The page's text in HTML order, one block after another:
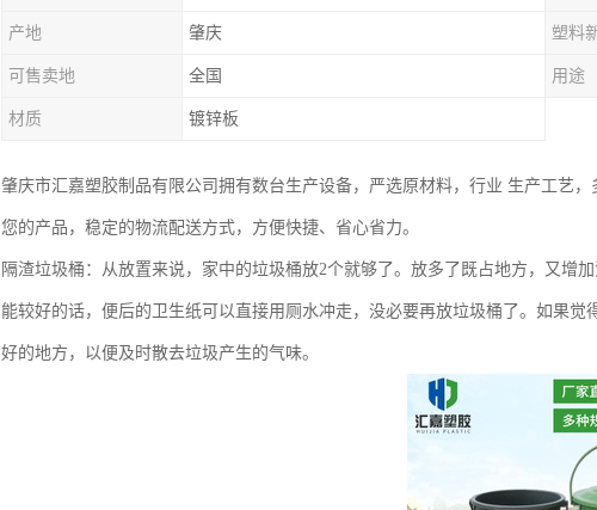
产地 肇庆 塑料
可售卖地 全国 用途
材质 镀锌板
肇庆市汇嘉塑胶制品有限公司拥有数台生产设备，严选原材料，行业 生产工艺
您的产品，稳定的物流配送方式，方便快捷、省心省力。
隔渣垃圾桶：从放置来说，家中的垃圾桶放2个就够了。放多了既占地方，又增
能较好的话，便后的卫生纸可以直接用厕水冲走，没必要再放垃圾桶了。如果
好的地方，以便及时散去垃圾产生的气味。